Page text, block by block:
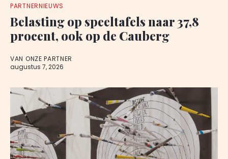
PARTNERNIEUWS
Belasting op speeltafels naar 37,8
procent, ook op de Cauberg
VAN ONZE PARTNER
augustus 7, 2026